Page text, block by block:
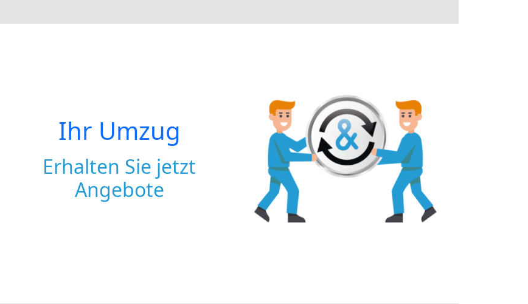
Ihr Umzug
Erhalten Sie jetzt
Angebote